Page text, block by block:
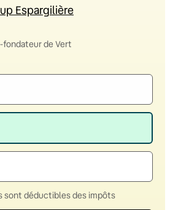
Espargilière
fondateur de Vert
sont déductibles des impôts